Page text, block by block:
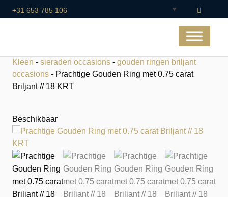
+31 653 785 106
Kleen - sieraden occasions - gouden ringen briljant
occasions - Prachtige Gouden Ring met 0.75 carat
Briljant // 18 KRT
Beschikbaar